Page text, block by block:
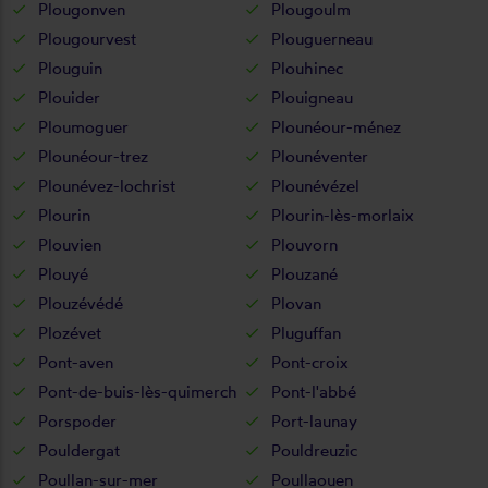
Plougonven
Plougoulm
Plougourvest
Plouguerneau
Plouguin
Plouhinec
Plouider
Plouigneau
Ploumoguer
Plounéour-ménez
Plounéour-trez
Plounéventer
Plounévez-lochrist
Plounévézel
Plourin
Plourin-lès-morlaix
Plouvien
Plouvorn
Plouyé
Plouzané
Plouzévédé
Plovan
Plozévet
Pluguffan
Pont-aven
Pont-croix
Pont-de-buis-lès-quimerch
Pont-l'abbé
Porspoder
Port-launay
Pouldergat
Pouldreuzic
Poullan-sur-mer
Poullaouen